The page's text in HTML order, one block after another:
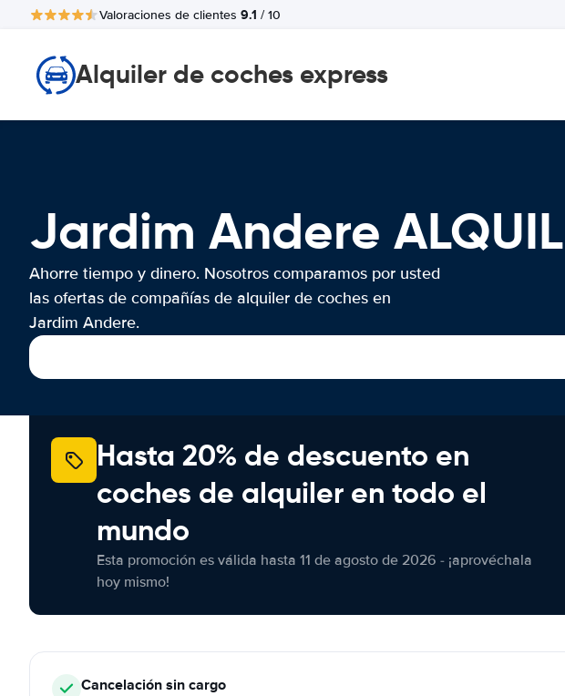
Valoraciones de clientes 9.1 / 10
Alquiler de coches express
Jardim Andere
Ahorre tiempo y dinero. Nosotros comparamos por usted
las ofertas de compañías de alquiler de coches en
Jardim Andere.
Hasta 20% de descuento en
coches de alquiler en todo el
mundo
Esta promoción es válida hasta 11 de agosto de 2026 - ¡aprovéchala
hoy mismo!
Cancelaciónsin cargo